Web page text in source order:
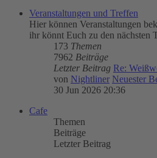
Veranstaltungen und Treffen
Hier können Veranstaltungen
ihr könnt Euch zu den nächsten
173 Themen
7962 Beiträge
Letzter Beitrag Re:
von Nightliner Neuester
30 Jun 2026 20:36
Cafe
Themen
Beiträge
Letzter Beitrag